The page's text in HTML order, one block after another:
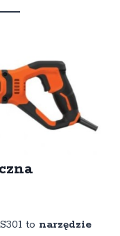
to narzędzie